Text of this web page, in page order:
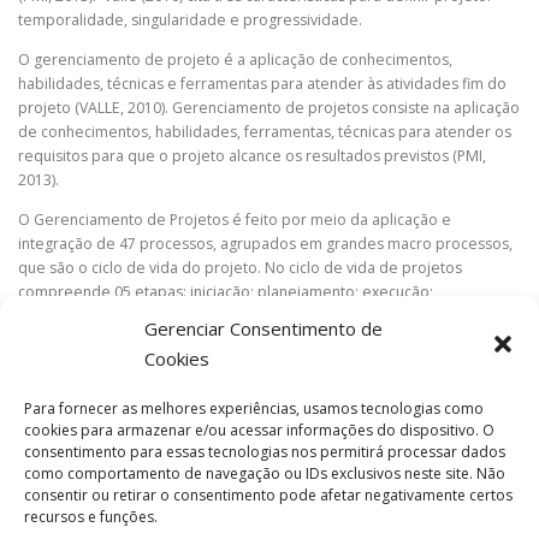
Gerenciar Consentimento de
Cookies
Para fornecer as melhores experiências, usamos tecnologias como
cookies para armazenar e/ou acessar informações do dispositivo. O
consentimento para essas tecnologias nos permitirá processar dados
como comportamento de navegação ou IDs exclusivos neste site. Não
consentir ou retirar o consentimento pode afetar negativamente certos
recursos e funções.
temporalidade, singularidade e progressividade.
O gerenciamento de projeto é a aplicação de conhecimentos,
habilidades, técnicas e ferramentas para atender às atividades fim do
projeto (VALLE, 2010). Gerenciamento de projetos consiste na aplicação
de conhecimentos, habilidades, ferramentas, técnicas para atender os
requisitos para que o projeto alcance os resultados previstos (PMI,
2013).
O Gerenciamento de Projetos é feito por meio da aplicação e
integração de 47 processos, agrupados em grandes macro processos,
que são o ciclo de vida do projeto. No ciclo de vida de projetos
compreende 05 etapas: iniciação; planejamento; execução;
(C) 2022 – Cristina Mieko
POSTADO EMPROJETOS